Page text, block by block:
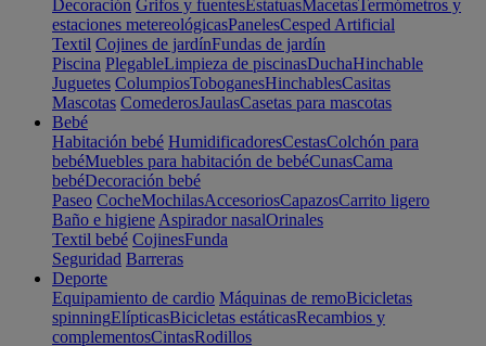
Decoración Grifos y fuentesEstatuasMacetasTermómetros y
estaciones metereológicasPanelesCesped Artificial
Textil Cojines de jardínFundas de jardín
Piscina PlegableLimpieza de piscinasDuchaHinchable
Juguetes ColumpiosToboganesHinchablesCasitas
Mascotas ComederosJaulasCasetas para mascotas
Bebé
Habitación bebé HumidificadoresCestasColchón para
bebéMuebles para habitación de bebéCunasCama
bebéDecoración bebé
Paseo CocheMochilasAccesoriosCapazosCarrito ligero
Baño e higiene Aspirador nasalOrinales
Textil bebé CojinesFunda
Seguridad Barreras
Deporte
Equipamiento de cardio Máquinas de remoBicicletas
spinningElípticasBicicletas estáticasRecambios y
complementosCintasRodillos